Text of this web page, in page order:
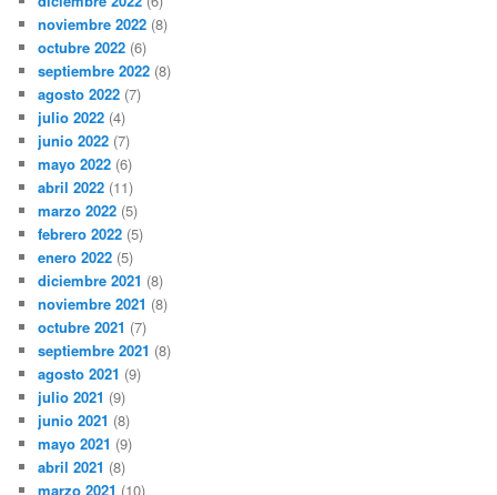
noviembre 2022 (8)
octubre 2022 (6)
septiembre 2022 (8)
agosto 2022 (7)
julio 2022 (4)
junio 2022 (7)
mayo 2022 (6)
abril 2022 (11)
marzo 2022 (5)
febrero 2022 (5)
enero 2022 (5)
diciembre 2021 (8)
noviembre 2021 (8)
octubre 2021 (7)
septiembre 2021 (8)
agosto 2021 (9)
julio 2021 (9)
junio 2021 (8)
mayo 2021 (9)
abril 2021 (8)
marzo 2021 (10)